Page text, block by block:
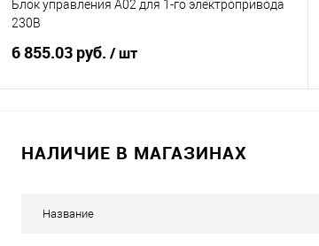
Блок управления A02 для 1-го электропривода
230В
6 855.03 руб. / шт
НАЛИЧИЕ В МАГАЗИНАХ
Название